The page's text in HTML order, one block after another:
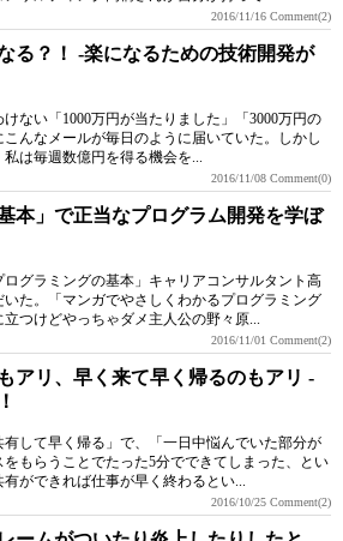
2016/11/16 Comment(2)
る？！ -楽になるための技術開発が
ない「1000万円が当たりました」「3000万円の
んなメールが毎日のように届いていた。しかし
は毎週数億円を得る機会を...
2016/11/08 Comment(0)
本」で正当なプログラム開発を学ぼ
ログラミングの基本」キャリアコンサルタント高
た。「マンガでやさしくわかるプログラミング
つけどやっちゃダメ主人公の野々原...
2016/11/01 Comment(2)
アリ、早く来て早く帰るのもアリ -
して早く帰る」で、「一日中悩んでいた部分が
もらうことでたった5分でできてしまった、とい
ができれば仕事が早く終わるとい...
2016/10/25 Comment(2)